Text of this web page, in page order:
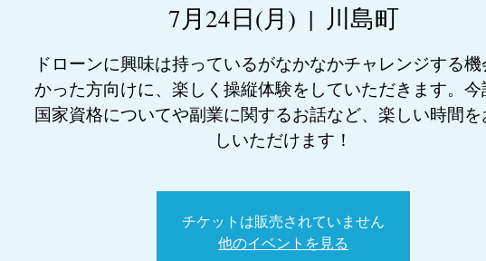
7月24日(月)
  |
川島町
ドローンに興味は持っているがなかなかチャレンジする機
かった方向けに、楽しく操縦体験をしていただきます。今
国家資格についてや副業に関するお話など、楽しい時間を
しいただけます！
チケットは販売されていません
他のイベントを見る